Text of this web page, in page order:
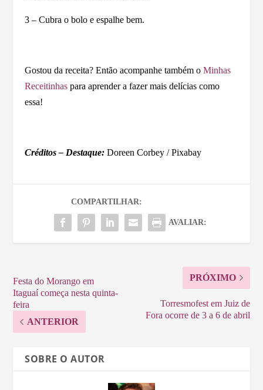
3 – Cubra o bolo e espalhe bem.
Gostou da receita? Então acompanhe também oMinhas
Receitinhas para aprender a fazer mais delícias como
essa!
Créditos – Destaque:Doreen Corbey / Pixabay
COMPARTILHAR:
AVALIAR:
Festa do Morango em
Itaguaí começa nesta quinta-
feira
ANTERIOR
PRÓXIMO
Torresmofest em Juiz de
Fora ocorre de 3 a 6 de abril
SOBRE O AUTOR